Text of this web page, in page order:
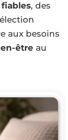
, des
aux besoins
être au